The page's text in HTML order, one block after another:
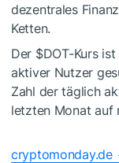
dezentrales
Ketten.
Der $DOT-Kurs ist
aktiver Nutzer
Zahl der täglich
letzten Monat auf
cryptomonday.de